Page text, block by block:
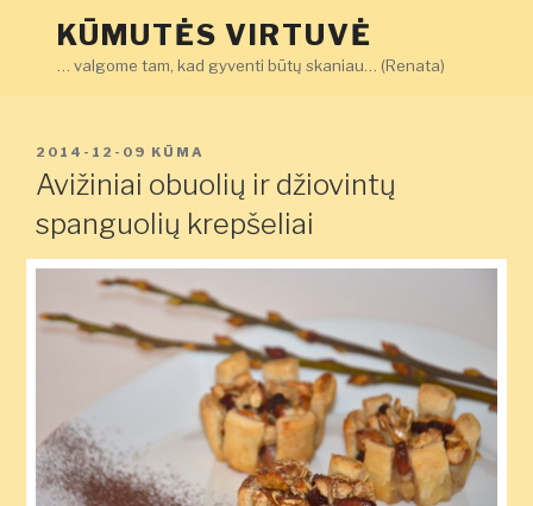
KŪMUTĖS VIRTUVĖ
… valgome tam, kad gyventi būtų skaniau… (Renata)
PASKELBTA
2014-12-09 KŪMA
Avižiniai obuolių ir džiovintų
spanguolių krepšeliai